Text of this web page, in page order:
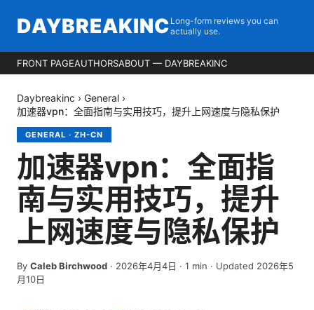
DAYBREAKINC Long-form reviews you can
actually use.
FRONT PAGEAUTHORSABOUT — DAYBREAKINC
Daybreakinc › General ›
加速器vpn：全面指南与实用技巧，提升上网速度与隐私保护
GENERAL · ZH-CN
加速器vpn：全面指
南与实用技巧，提升
上网速度与隐私保护
By Caleb Birchwood · 2026年4月4日 · 1 min · Updated 2026年5
月10日